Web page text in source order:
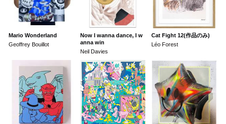
Mario Wonderland
Geoffrey Bouillot
Now I wanna dance, I w
anna win
Neil Davies
Cat Fight 12(作品のみ)
Léo Forest